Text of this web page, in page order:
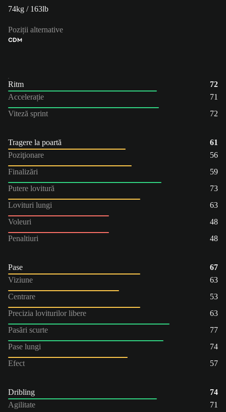
74kg / 163lb
Poziții alternative
CDM
Ritm
72
Accelerație
71
Viteză sprint
72
Tragere la poartă
61
Poziţionare
56
Finalizări
59
Putere lovitură
73
Lovituri lungi
63
Voleuri
48
Penaltiuri
48
Pase
67
Viziune
63
Centrare
53
Precizia loviturilor libere
63
Pasări scurte
77
Pase lungi
74
Efect
57
Dribling
74
Agilitate
71